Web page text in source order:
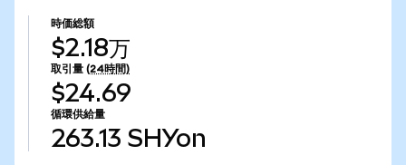
時価総額
$2.18万
取引量 (24時間)
$24.69
循環供給量
263.13 SHYon